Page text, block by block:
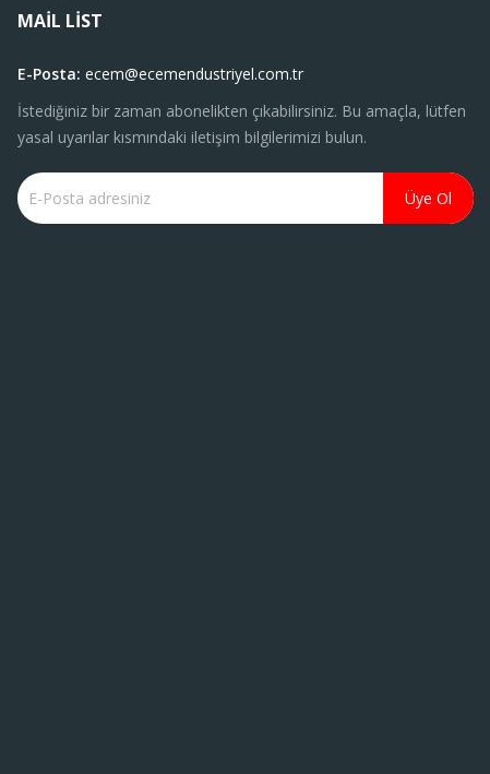
MAIL LIST
E-Posta: ecem@ecemendustriyel.com.tr
İstediğiniz bir zaman abonelikten çıkabilirsiniz. Bu amaçla, lütfen
yasal uyarılar kısmındaki iletişim bilgilerimizi bulun.